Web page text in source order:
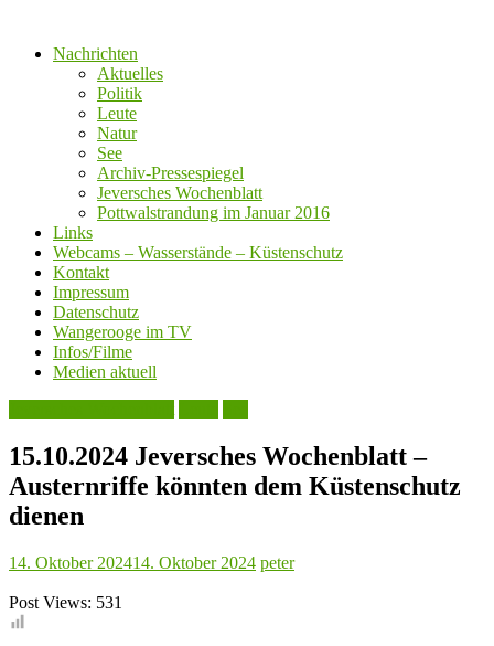
Nachrichten
Aktuelles
Politik
Leute
Natur
See
Archiv-Pressespiegel
Jeversches Wochenblatt
Pottwalstrandung im Januar 2016
Links
Webcams – Wasserstände – Küstenschutz
Kontakt
Impressum
Datenschutz
Wangerooge im TV
Infos/Filme
Medien aktuell
15.10.2024 Jeversches Wochenblatt –
Austernriffe könnten dem Küstenschutz
dienen
14. Oktober 202414. Oktober 2024 peter
Post Views: 531